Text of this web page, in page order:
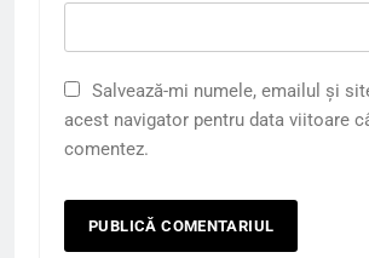
Salvează-mi numele, emailul și
acest navigator pentru data viitoare
comentez.